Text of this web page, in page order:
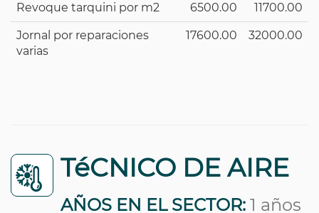
Revoque tarquini por m2 6500.00 11700.00
Jornal por reparaciones
varias
17600.00 32000.00
TéCNICO DE AIRE
AÑOS EN EL SECTOR: 1 años